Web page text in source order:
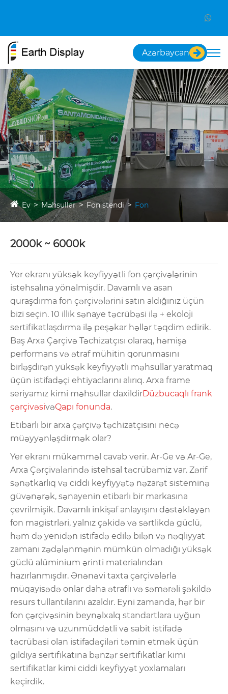
Azərbaycan
Ev Məhsullar Fon stendi Fon
2000k ~ 6000k
Yer ekranı yüksək keyfiyyətli fon çərçivələrinin
istehsalına yönəlmişdir. Davamlı və asan
quraşdırma fon çərçivələrini satın aldığınız üçün
bizi seçin. 10 illik sənaye təcrübəsi ilə + ekoloji
sertifikatlaşdırma ilə peşəkar həllər təqdim edirik.
Baş Arxa Çərçivə Təchizatçısı olaraq, həmişə
performans və ətraf mühitin qorunmasını
birləşdirən yüksək keyfiyyətli məhsullar yaratmaq
üçün istifadəçi ehtiyaclarını alırıq. Arxa frame
seriyamız kimi məhsullar daxildirDüzbucaqlı frank
çərçivəsivəQapı fonunda.
Etibarlı bir arxa çərçivə təchizatçısını necə
müəyyənləşdirmək olar?
Yer ekranı mükəmməl cavab verir. Ar-Ge və Ar-Ge,
Arxa Çərçivələrində istehsal təcrübəmiz var. Zərif
sənətkarlıq və ciddi keyfiyyətə nəzarət sisteminə
güvənərək, sənayenin etibarlı bir markasına
çevrilmişik. Davamlı inkişaf anlayışını dəstəkləyən
fon magistrləri, yalnız çəkidə və sərtlikdə güclü,
həm də yenidən istifadə edilə bilən və nəqliyyat
zamanı zədələnmənin mümkün olmadığı yüksək
güclü alüminium ərinti materialından
hazırlanmışdır. Ənənəvi taxta çərçivələrlə
müqayisədə onlar daha ətraflı və səmərəli şəkildə
resurs tullantılarını azaldır. Eyni zamanda, hər bir
fon çərçivəsinin beynəlxalq standartlara uyğun
olmasını və uzunmüddətli və sabit istifadə
təcrübəsi olan istifadəçiləri təmin etmək üçün
gildiya sertifikatına bənzər sertifikatlar kimi
sertifikatlar kimi ciddi keyfiyyət yoxlamaları
keçirdik.